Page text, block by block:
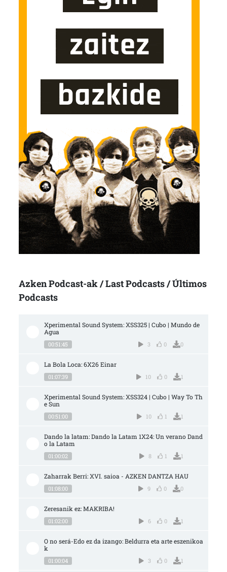
Azken Podcast-ak / Last Podcasts / Últimos
Podcasts
Xperimental Sound System: XSS325 | Cubo | Mundo de
Agua
00:51:45 3 0 0
La Bola Loca: 6X26 Einar
01:07:39 10 0 1
Xperimental Sound System: XSS324 | Cubo | Way To Th
e Sun
00:51:00 10 1 1
Dando la latam: Dando la Latam 1X24: Un verano Dand
o la Latam
01:00:02 8 1 1
Zaharrak Berri: XVI. saioa - AZKEN DANTZA HAU
01:08:00 9 0 0
Zeresanik ez: MAKRIBA!
01:02:00 6 0 1
O no será-Edo ez da izango: Beldurra eta arte eszenikoa
k
01:00:04 3 0 1